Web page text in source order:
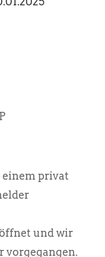
privat
und wir
vorgegangen.